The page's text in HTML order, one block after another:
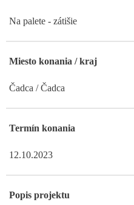
Na palete - zátišie
Miesto konania / kraj
Čadca / Čadca
Termín konania
12.10.2023
Popis projektu